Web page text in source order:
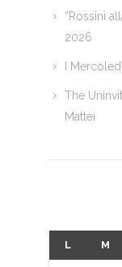
“Rossini
2026
I
The
Mattei
L M